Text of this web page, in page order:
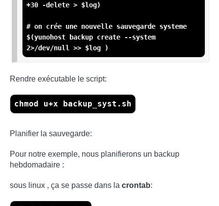
+30 -delete > $log)
# on crée une nouvelle sauvegarde systeme
$(yunohost backup create --system
2>/dev/null >> $log )
Rendre exécutable le script:
chmod u+x backup_syst.sh
Planifier la sauvegarde:
Pour notre exemple, nous planifierons un backup
hebdomadaire :
sous linux , ça se passe dans la crontab: